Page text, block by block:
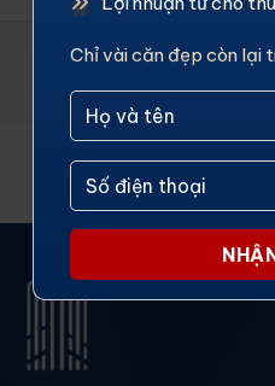
Chỉ vài căn đẹp còn lại